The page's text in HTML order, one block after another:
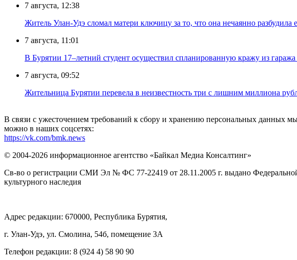
7 августа, 12:38
Житель Улан-Удэ сломал матери ключицу за то, что она нечаянно разбудила
7 августа, 11:01
В Бурятии 17–летний студент осуществил спланированную кражу из
7 августа, 09:52
Жительница Бурятии перевела в неизвестность три с лишним миллиона
В связи с ужесточением требований к сбору и хранению персональных данных
можно в наших соцсетях:
https://vk.com/bmk.news
© 2004-2026 информационное агентство «Байкал Медиа Консалтинг»
Св-во о регистрации СМИ Эл № ФС 77-22419 от 28.11.2005 г. выдано
культурного наследия
Адрес редакции: 670000, Республика Бурятия,
г. Улан-Удэ, ул. Смолина, 54б, помещение 3А
Телефон редакции: ‎‎8 (924 4) 58 90 90